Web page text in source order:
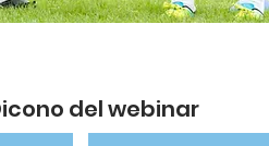
del webinar